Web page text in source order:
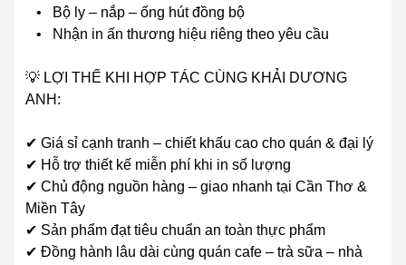
• Bộ ly – nắp – ống hút đồng bộ
• Nhận in ấn thương hiệu riêng theo yêu cầu
💡 LỢI THẾ KHI HỢP TÁC CÙNG KHẢI DƯƠNG
ANH:
✔ Giá sỉ cạnh tranh – chiết khấu cao cho quán & đại lý
✔ Hỗ trợ thiết kế miễn phí khi in số lượng
✔ Chủ động nguồn hàng – giao nhanh tại Cần Thơ &
Miền Tây
✔ Sản phẩm đạt tiêu chuẩn an toàn thực phẩm
✔ Đồng hành lâu dài cùng quán cafe – trà sữa – nhà